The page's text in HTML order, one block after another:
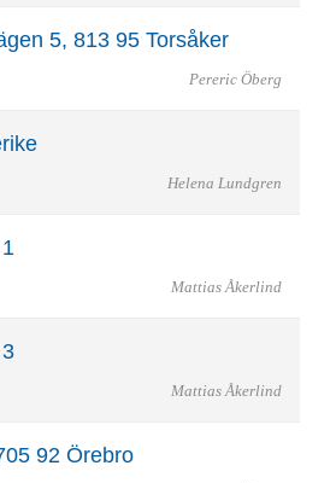
5, 813 95 Torsåker
Pereric Öberg
Helena Lundgren
Mattias Åkerlind
Mattias Åkerlind
92 Örebro